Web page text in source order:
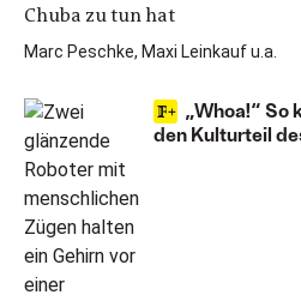
Chuba zu tun hat
Marc Peschke, Maxi Leinkauf u.a.
„Whoa!“ So
den Kulturteil